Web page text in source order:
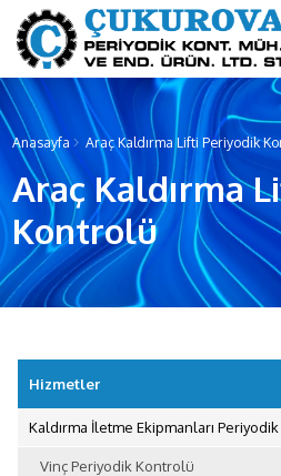
Anasayfa Araç Kaldırma Lifti Periyodik
Araç Kaldırma
Kontrolü
Hizmetler
Kaldırma İletme Ekipmanları
Vinç Periyodik Kontrolü